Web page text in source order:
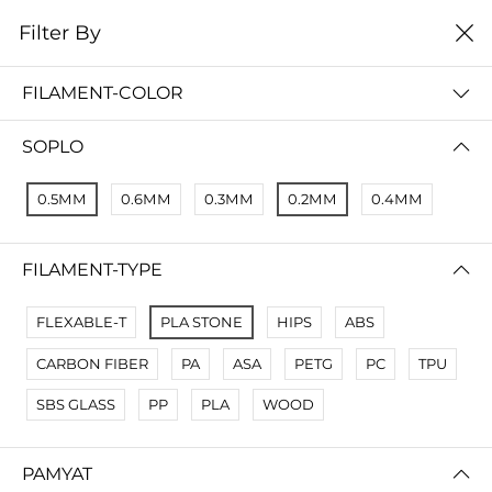
0
No Results
Not Found Filters2
Filter By
FILAMENT-COLOR
SOPLO
0.5ММ 0.6ММ 0.3ММ 0.2ММ 0.4ММ
FILAMENT-TYPE
FLEXABLE-T PLA STONE HIPS ABS
CARBON FIBER PA ASA PETG PC TPU
SBS GLASS PP PLA WOOD
PAMYAT